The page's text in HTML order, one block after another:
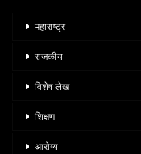
महाराष्ट्र
राजकीय
विशेष लेख
शिक्षण
आरोग्य